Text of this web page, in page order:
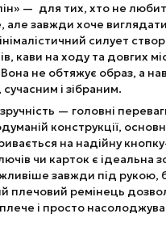
— для тих, хто не
але завжди хоче
силует
кави на ходу та довгих
не обтяжує образ, а
і зібраним.
— головні
конструкції,
на надійну
чи карток є ідеальна
завжди під рукою,
плечовий ремінець
і просто